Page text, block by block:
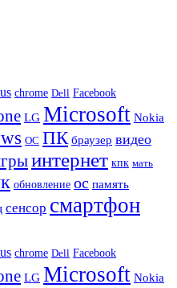
chrome Dell Facebook
LG Microsoft Nokia
ОС ПК браузер видео
интернет кпк мать
обновление ос память
сенсор смартфон
chrome Dell Facebook
LG Microsoft Nokia